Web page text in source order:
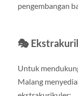
pengembangan
🎭
Untuk
Malang